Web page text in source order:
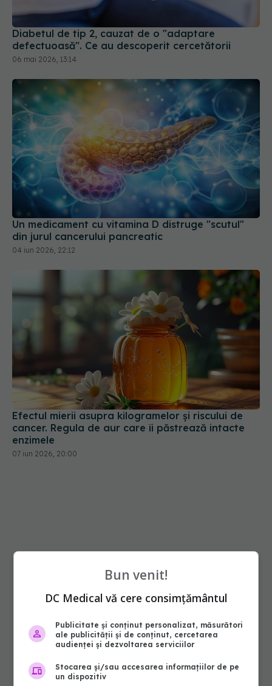
Diabetul de tip 2, cauzat de o "adaptare
defectuoasă". Ce au descoperit cercetătorii
06 mai 2026, 13:14
Un medicament cu vitamina D distruge "scutul"
din jurul cancerului pancreatic
04 iun 2026, 22:12
Efectul mierii asupra kilogramelor și riscului de
cancer. Regula de aur care îi păstrează intacte
enzimele
07 iun 2026, 20:00
Bun venit!
DC Medical vă cere consimțământul
Publicitate și conținut personalizat, măsurători
ale publicității și de conținut, cercetarea
audienței și dezvoltarea serviciilor
Stocarea și/sau accesarea informațiilor de pe
un dispozitiv